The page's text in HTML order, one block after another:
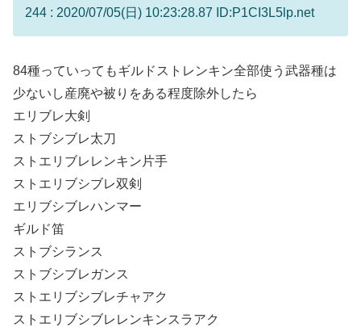
244 : 2020/07/05(日) 10:23:28.87 ID:P1CI3L5lp.net
84種っていってもギルドストレンキン全部使う武器種は
少ないし産廃や被りをある程度除外したら
エリブレ大剣
ストブシブレ太刀
ストエリブレレンキン片手
ストエリブシブレ双剣
エリブシブレハンマー
ギルド笛
ストブシランス
ストブシブレガンス
ストエリブシブレチャアク
ストエリブシブレレンキンスラアク